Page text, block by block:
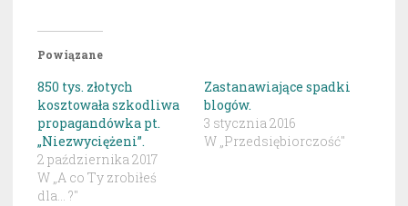
Powiązane
850 tys. złotych
kosztowała szkodliwa
propagandówka pt.
„Niezwyciężeni”.
2 października 2017
W „A co Ty zrobiłeś
dla... ?"
Zastanawiające spadki
blogów.
3 stycznia 2016
W „Przedsiębiorczość"